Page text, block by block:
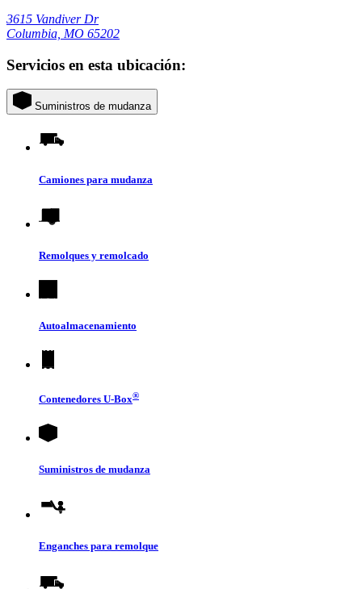
3615 Vandiver Dr
Columbia, MO 65202
Servicios en esta ubicación:
Suministros de mudanza
Camiones para mudanza
Remolques y remolcado
Autoalmacenamiento
Contenedores U-Box®
Suministros de mudanza
Enganches para remolque